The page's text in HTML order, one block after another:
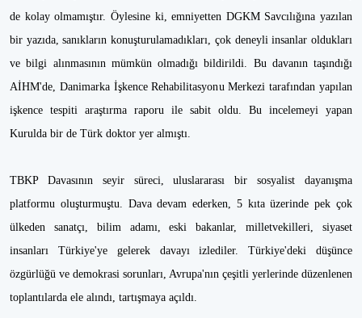
de kolay olmamıştır. Öylesine ki, emniyetten DGKM Savcılığına yazılan
bir yazıda, sanıkların konuşturulamadıkları, çok deneyli insanlar oldukları
ve bilgi alınmasının mümkün olmadığı bildirildi. Bu davanın taşındığı
AİHM'de, Danimarka İşkence Rehabilitasyonu Merkezi tarafından yapılan
işkence tespiti araştırma raporu ile sabit oldu. Bu incelemeyi yapan
Kurulda bir de Türk doktor yer almıştı.
TBKP Davasının seyir süreci, uluslararası bir sosyalist dayanışma
platformu oluşturmuştu. Dava devam ederken, 5 kıta üzerinde pek çok
ülkeden sanatçı, bilim adamı, eski bakanlar, milletvekilleri, siyaset
insanları Türkiye'ye gelerek davayı izlediler. Türkiye'deki düşünce
özgürlüğü ve demokrasi sorunları, Avrupa'nın çeşitli yerlerinde düzenlenen
toplantılarda ele alındı, tartışmaya açıldı.